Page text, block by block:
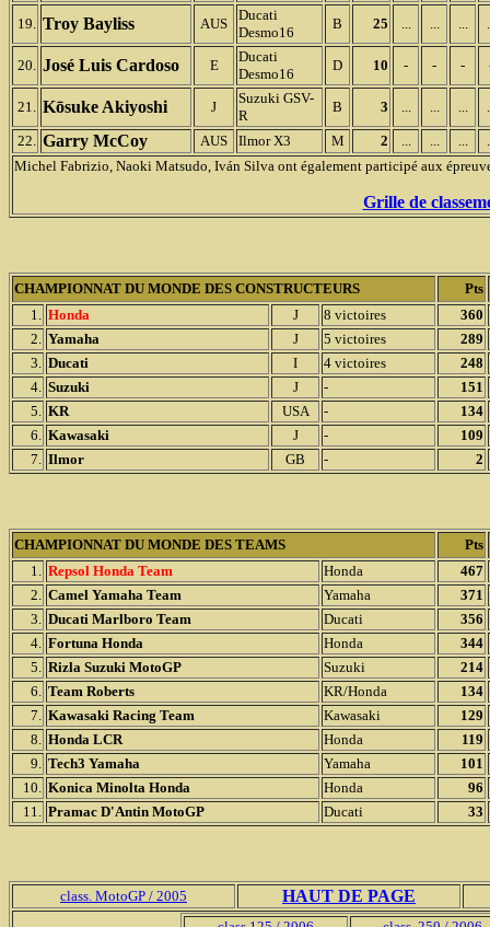
19. Troy Bayliss AUS
Ducati
Desmo16
B 25 ... ... ...
20. José Luis Cardoso E
Ducati
Desmo16
D 10 - - -
21. Kōsuke Akiyoshi J
Suzuki GSV-
R
B 3 ... ... ...
22. Garry McCoy AUS Ilmor X3 M 2 ... ... ...
Michel Fabrizio, Naoki Matsudo, Iván Silva ont également participé aux
Grille de
CHAMPIONNAT DU MONDE DES CONSTRUCTEURS
Pts
1. Honda J 8 victoires
360
2. Yamaha J 5 victoires
289
3. Ducati I 4 victoires
248
4. Suzuki J -
151
5. KR USA -
134
6. Kawasaki J -
109
7. Ilmor GB - 2
CHAMPIONNAT DU MONDE DES TEAMS
Pts
1. Repsol Honda Team Honda
467
2. Camel Yamaha Team Yamaha
371
3. Ducati Marlboro Team Ducati
356
4. Fortuna Honda Honda
344
5. Rizla Suzuki MotoGP Suzuki
214
6. Team Roberts KR/Honda
134
7. Kawasaki Racing Team Kawasaki
129
8. Honda LCR Honda
119
9. Tech3 Yamaha Yamaha
101
10. Konica Minolta Honda Honda
96
11. Pramac D'Antin MotoGP Ducati 33
class. MotoGP / 2005 HAUT DE PAGE